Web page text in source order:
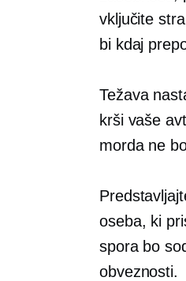
vključite
bi kdaj
Težava
krši vaše
morda ne
oseba, ki
spora bo
obveznosti.